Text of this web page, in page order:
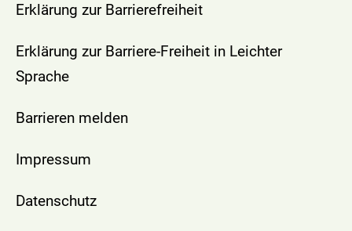
Erklärung zur Barrierefreiheit
Erklärung zur Barriere-Freiheit in Leichter
Sprache
Barrieren melden
Impressum
Datenschutz